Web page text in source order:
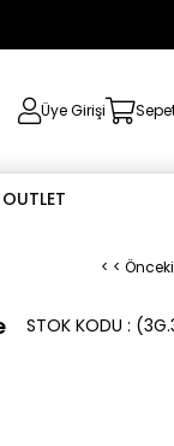
Üye Girişi
< <
STOK KODU